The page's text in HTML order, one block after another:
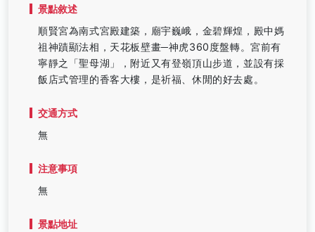
景點敘述
順賢宮為南式宮殿建築，廟宇巍峨，金碧輝煌，殿中媽
祖神蹟顯法相，天花板壁畫─神虎360度盤轉。宮前有
寧靜之「聖母湖」，附近又有登嶺頂山步道，並設有採
飯店式管理的香客大樓，是祈福、休閒的好去處。
交通方式
無
注意事項
無
景點地址